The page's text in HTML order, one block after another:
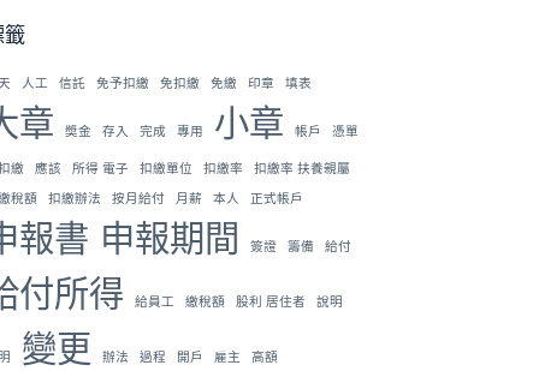
籤
人工 信託 免予扣繳 免扣繳 免繳 印章 填表
章 奬金 存入 完成 專用 小章 帳戶 憑單
繳 應該 所得 電子 扣繳單位 扣繳率 扣繳率 扶養親屬
稅額 扣繳辦法 按月給付 月薪 本人 正式帳戶
報書 申報期間 簽證 籌備 給付
付所得 給員工 繳稅額 股利 居住者 說明
變更 辦法 過程 開戶 雇主 高額